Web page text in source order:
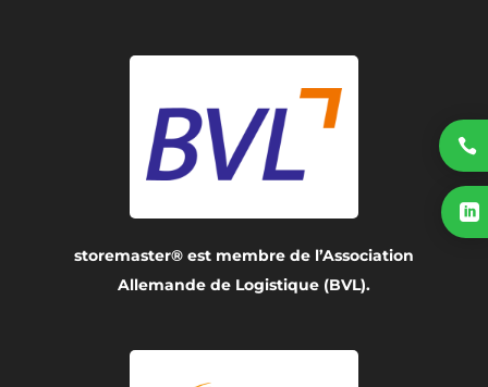
storemaster® est membre de l’Association
Allemande de Logistique (BVL).

